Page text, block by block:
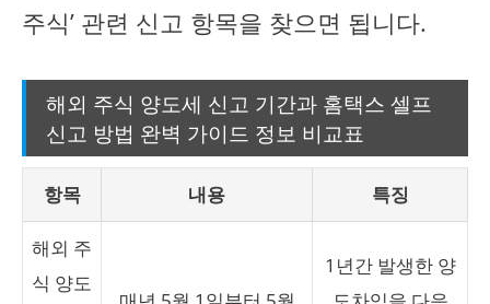
주식’ 관련 신고 항목을 찾으면 됩니다.
해외 주식 양도세 신고 기간과 홈택스 셀프
신고 방법 완벽 가이드 정보 비교표
항목 내용 특징
해외 주
식 양도
1년간 발생한 양